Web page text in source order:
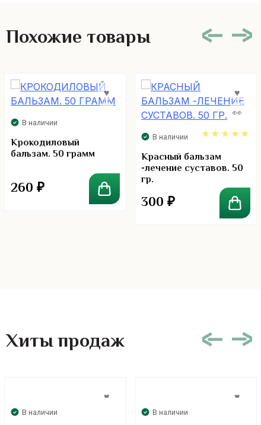
Похожие товары
В наличии
Крокодиловый
бальзам. 50 грамм
260 ₽
В наличии
5.00
Красный бальзам
-лечение суставов. 50
гр.
300 ₽
Хиты продаж
В наличии В наличии